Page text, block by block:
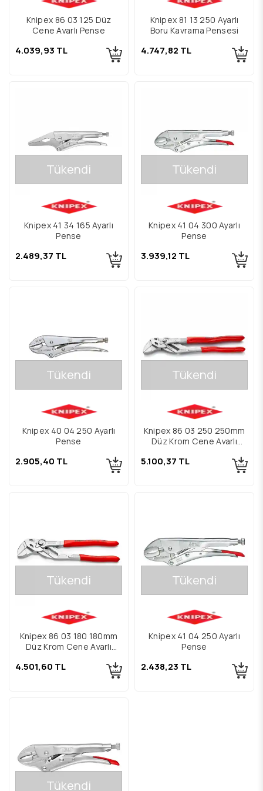
Knipex 86 03 125 Düz
Çene Ayarlı Pense
4.039,93 TL
Knipex 81 13 250 Ayarlı
Boru Kavrama Pensesi
4.747,82 TL
Tükendi
Knipex 41 34 165 Ayarlı
Pense
2.489,37 TL
Tükendi
Knipex 41 04 300 Ayarlı
Pense
3.939,12 TL
Tükendi
Knipex 40 04 250 Ayarlı
Pense
2.905,40 TL
Tükendi
Knipex 86 03 250 250mm
Düz Krom Çene Ayarlı
5.100,37 TL
Tükendi
Knipex 86 03 180 180mm
Düz Krom Çene Ayarlı
4.501,60 TL
Tükendi
Knipex 41 04 250 Ayarlı
Pense
2.438,23 TL
Tükendi